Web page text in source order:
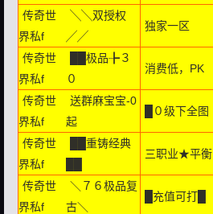
传奇世
界私f
╲╲双授权
╱╱
独家一区
传奇世
界私f
██极品╊３
０
消费低，PK
传奇世
界私f
送群麻宝宝-0
起
█０级下全图
传奇世
界私f
██重铸经典
三职业★平衡
传奇世
界私f
＼７６极品复
古＼
█充值可打█